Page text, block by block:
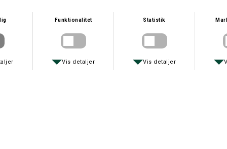
DKK 350,- DKK 199,-
På lager